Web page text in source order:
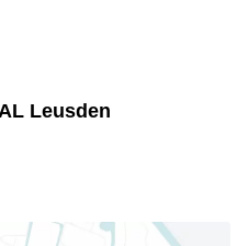
Leusden